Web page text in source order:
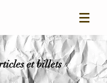
et billets